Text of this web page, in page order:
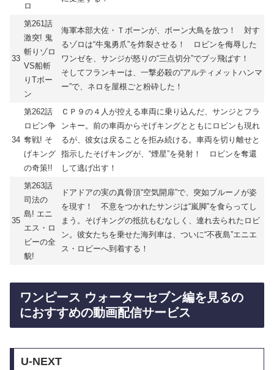
ロ
33
第261話
激突! 鬼
斬りゾロ
VS船斬
りTボー
ン
海軍本部大佐・Ｔボーンが、ボーン大鳥を放つ！ 対す
るゾロは“牛鬼勇爪”を炸裂させる！ ロビンを侮辱した
ワンゼを、サンジが怒りの“三点切分”でブッ飛ばす！
そしてフランキーは、一撃必殺の“アルティメットハンマ
ー”で、ネロを屋根ごと粉砕した！
34
第262話
ロビン争
奪戦! そ
げキング
の奇策!!
ＣＰ９の４人が控える車両に乗り込んだ、サンジとフラ
ンキー。前の車両からそげキングとともにロビンも現れ
るが、彼女は戻ることを拒み続ける。車両を切り離せと
指示したそげキングが、“煙星”を発射！ ロビンを奪還
して逃げ出す！
35
第263話
司法の
島! エニ
エス・ロ
ビーの全
貌!
ドアドアの実の真骨頂“空気開扉”で、突如ブルーノが姿
を現す！ 不意をつかれたサンジは“嵐脚”を食らってし
まう。そげキングの抵抗もむなしく、連れ去られたロビ
ン。彼女たちを乗せた海列車は、ついに“不夜島”エニエ
ス・ロビーへ到着する！
ワンピース ウォーターセブン編を見るの
におすすめの動画配信サービス
U-NEXT